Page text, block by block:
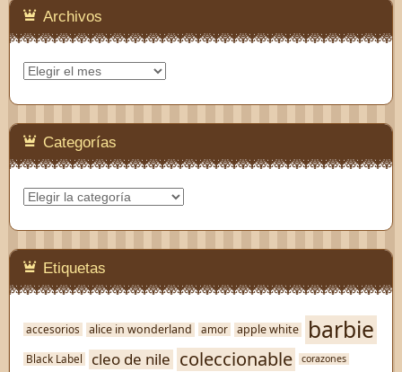
Archivos
Archivos
Categorías
Categorías
Etiquetas
accesorios alice in wonderland amor apple white barbie
Black Label cleo de nile coleccionable corazones